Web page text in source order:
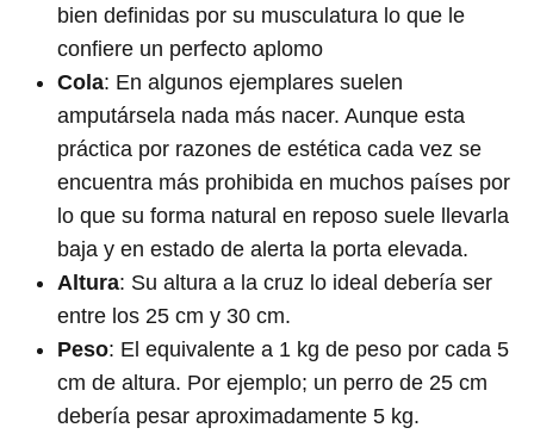
bien definidas por su musculatura lo que le
confiere un perfecto aplomo
Cola: En algunos ejemplares suelen
amputársela nada más nacer. Aunque esta
práctica por razones de estética cada vez se
encuentra más prohibida en muchos países por
lo que su forma natural en reposo suele llevarla
baja y en estado de alerta la porta elevada.
Altura: Su altura a la cruz lo ideal debería ser
entre los 25 cm y 30 cm.
Peso: El equivalente a 1 kg de peso por cada 5
cm de altura. Por ejemplo; un perro de 25 cm
debería pesar aproximadamente 5 kg.